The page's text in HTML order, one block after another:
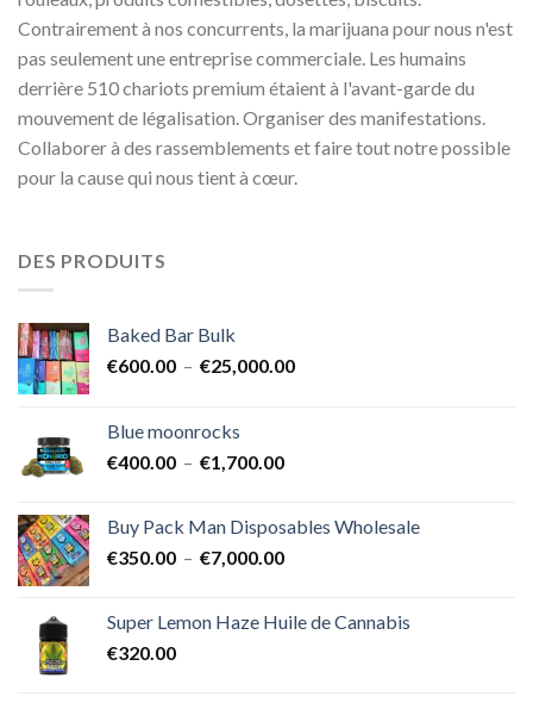
Contrairement à nos concurrents, la marijuana pour nous n'est
pas seulement une entreprise commerciale. Les humains
derrière 510 chariots premium étaient à l'avant-garde du
mouvement de légalisation. Organiser des manifestations.
Collaborer à des rassemblements et faire tout notre possible
pour la cause qui nous tient à cœur.
DES PRODUITS
Baked Bar Bulk
€600.00 – €25,000.00Plage
Blue moonrocks
€400.00 – €1,700.00Plage
€400.00
à
Buy Pack Man Disposables Wholesale
€350.00 – €7,000.00Plage
€350.00
Super Lemon Haze Huile de Cannabis
€320.00